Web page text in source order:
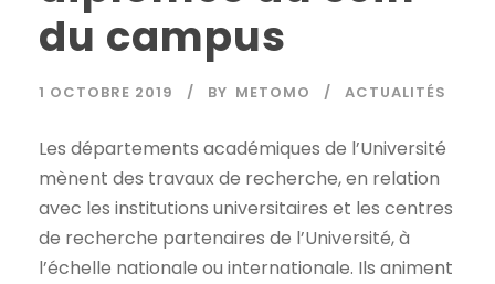
du campus
1 OCTOBRE 2019 BY METOMO ACTUALITÉS
Les départements académiques de l’Université
mènent des travaux de recherche, en relation
avec les institutions universitaires et les centres
de recherche partenaires de l’Université, à
l’échelle nationale ou internationale. Ils animent